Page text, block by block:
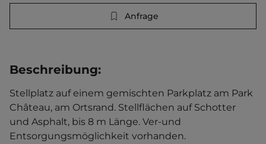
Anfrage
Beschreibung:
Stellplatz auf einem gemischten Parkplatz am Park
Château, am Ortsrand. Stellflächen auf Schotter
und Asphalt, bis 8 m Länge. Ver-und
Entsorgungsmöglichkeit vorhanden.